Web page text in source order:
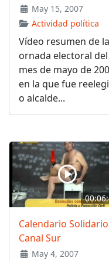
May 15, 2007
Actividad política
Vídeo resumen de
ornada electoral del
mes de mayo de
en la que fue
o alcalde...
Calendario
Canal Sur
May 4, 2007